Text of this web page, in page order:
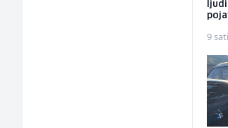
9 sati